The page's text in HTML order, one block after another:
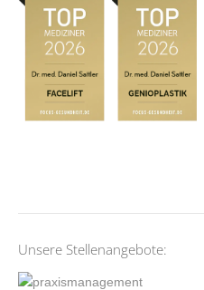
Unsere Stellenangebote: